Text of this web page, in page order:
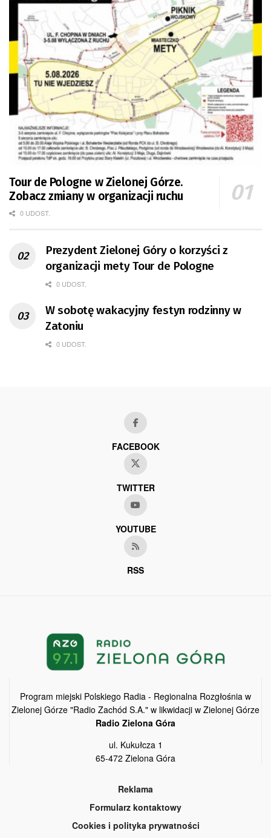
Tour de Pologne w Zielonej Górze.
Zobacz zmiany w organizacji ruchu
0 UDOST.
Prezydent Zielonej Góry o korzyści z
organizacji mety Tour de Pologne
0 UDOST.
W sobotę wakacyjny festyn rodzinny w
Zatoniu
0 UDOST.
FACEBOOK
TWITTER
YOUTUBE
RSS
Program miejski Polskiego Radia - Regionalna Rozgłośnia w
Zielonej Górze "Radio Zachód S.A." w likwidacji w Zielonej Górze
Radio Zielona Góra
ul. Kukułcza 1
65-472 Zielona Góra
Reklama
Formularz kontaktowy
Cookies i polityka prywatności